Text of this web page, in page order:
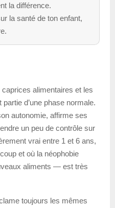
la différence.
la santé de ton enfant,
alimentaires et les
d’une phase normale.
autonomie, affirme ses
un peu de contrôle sur
vrai entre 1 et 6 ans,
et où la néophobie
aliments — est très
toujours les mêmes